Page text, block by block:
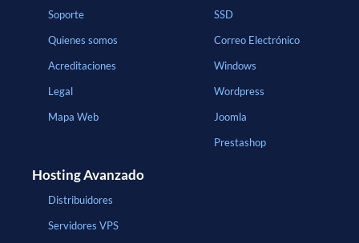
Soporte
Quienes somos
Acreditaciones
Legal
Mapa Web
SSD
Correo Electrónico
Windows
Wordpress
Joomla
Prestashop
Hosting Avanzado
Distribuidores
Servidores VPS